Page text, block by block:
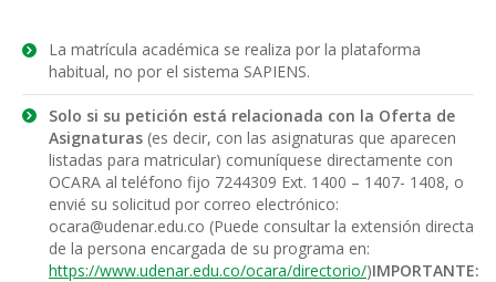
La matrícula académica se realiza por la plataforma
habitual, no por el sistema SAPIENS.
Solo si su petición está relacionada con la Oferta de
Asignaturas (es decir, con las asignaturas que aparecen
listadas para matricular) comuníquese directamente con
OCARA al teléfono fijo 7244309 Ext. 1400 – 1407- 1408, o
envié su solicitud por correo electrónico:
ocara@udenar.edu.co (Puede consultar la extensión directa
de la persona encargada de su programa en:
https://www.udenar.edu.co/ocara/directorio/)IMPORTANTE: